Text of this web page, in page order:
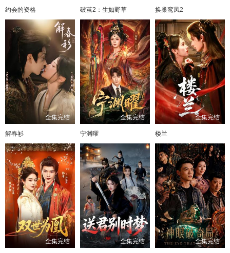
约会的资格 破茧2：生如野草 换巢鸾凤2
全集完结
解春衫
全集完结
宁渊曜
全集完结
楼兰
全集完结 全集完结 全集完结